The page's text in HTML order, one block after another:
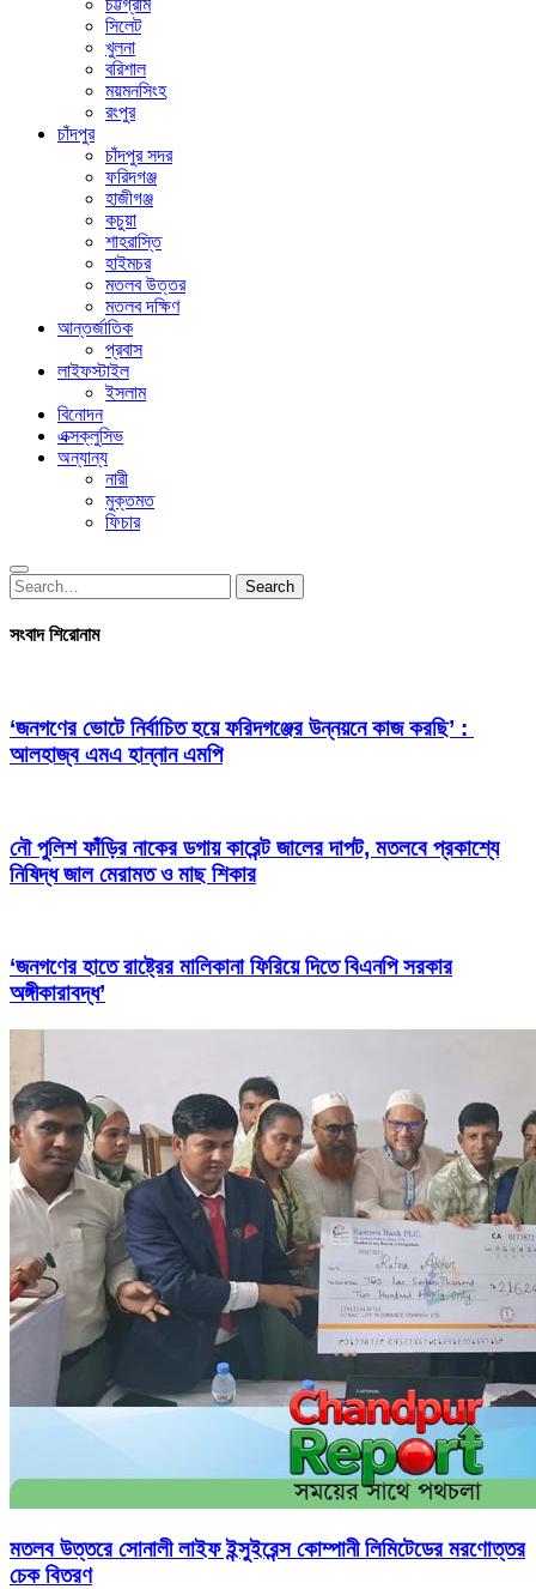
চট্টগ্রাম
সিলেট
খুলনা
বরিশাল
ময়মনসিংহ
রংপুর
চাঁদপুর
চাঁদপুর সদর
ফরিদগঞ্জ
হাজীগঞ্জ
কচুয়া
শাহরাস্তি
হাইমচর
মতলব উত্তর
মতলব দক্ষিণ
আন্তর্জাতিক
প্রবাস
লাইফস্টাইল
ইসলাম
বিনোদন
এক্সক্লুসিভ
অন্যান্য
নারী
মুক্তমত
ফিচার
Search
for:
Search
সংবাদ শিরোনাম
‘জনগণের ভোটে নির্বাচিত হয়ে ফরিদগঞ্জের উন্নয়নে কাজ করছি’ :
আলহাজ্ব এমএ হান্নান এমপি
নৌ পুলিশ ফাঁড়ির নাকের ডগায় কারেন্ট জালের দাপট, মতলবে প্রকাশ্যে
নিষিদ্ধ জাল মেরামত ও মাছ শিকার
‘জনগণের হাতে রাষ্ট্রের মালিকানা ফিরিয়ে দিতে বিএনপি সরকার
অঙ্গীকারাবদ্ধ’
মতলব উত্তরে সোনালী লাইফ ইন্সুইরেন্স কোম্পানী লিমিটেডের মরণোত্তর
চেক বিতরণ